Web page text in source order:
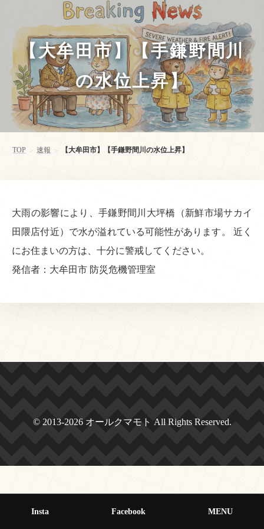
【大牟田市】【手鎌野間川
の水位上昇】
TOP > 速報 > 【大牟田市】【手鎌野間川の水位上昇】
大雨の影響により、手鎌野間川大坪橋（新鮮市場サカイ
田隈店付近）で水が溢れている可能性があります。 近く
にお住まいの方は、十分に警戒してください。
発信者：大牟田市 防災危機管理室
© 2013-2026 オールクマモト All Rights Reserved.
Insta Facebook MENU